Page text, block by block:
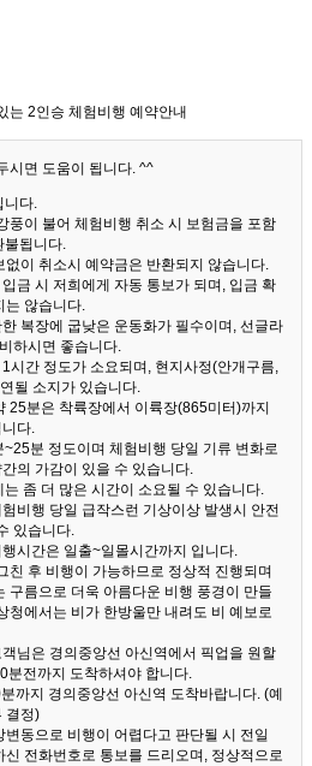
는 2인승 체험비행 예약안내
시면 도움이 됩니다. ^^
니다.
풍이 불어 체험비행 취소 시 보험금을 포함
불됩니다.
이 취소시 예약금은 반환되지 않습니다.
금 시 저희에게 자동 통보가 되며, 입금 확
는 않습니다.
복장에 굽낮은 운동화가 필수이며, 선글라
하시면 좋습니다.
시간 정도가 소요되며, 현지사정(안개구름,
될 소지가 있습니다.
25분은 착륙장에서 이륙장(865미터)까지
다.
분 정도이며 체험비행 당일 기류 변화로
의 가감이 있을 수 있습니다.
좀 더 많은 시간이 소요될 수 있습니다.
비행 당일 급작스런 기상이상 발생시 안전
있습니다.
시간은 일출~일몰시간까지 입니다.
친 후 비행이 가능하므로 정상적 진행되며
구름으로 더욱 아름다운 비행 풍경이 만들
청에서는 비가 한방울만 내려도 비 예보로
님은 경의중앙선 아신역에서 픽업을 원할
분전까지 도착하셔야 합니다.
까지 경의중앙선 아신역 도착바랍니다. (예
결정)
동으로 비행이 어렵다고 판단될 시 전일
신 전화번호로 통보를 드리오며, 정상적으로